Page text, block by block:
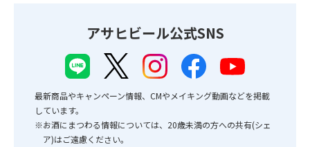
アサヒビール公式SNS
最新商品やキャンペーン情報、CMやメイキング動画などを掲載
しています。
※お酒にまつわる情報については、20歳未満の方への共有(シェ
ア)はご遠慮ください。